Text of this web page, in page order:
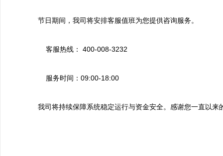
节日期间，我司将安排客服值班为您提供咨询服务。
客服热线： 400-008-3232
服务时间：09:00-18:00
我司将持续保障系统稳定运行与资金安全。感谢您一直以